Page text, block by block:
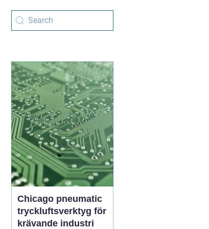
Chicago pneumatic
tryckluftsverktyg för
krävande industri